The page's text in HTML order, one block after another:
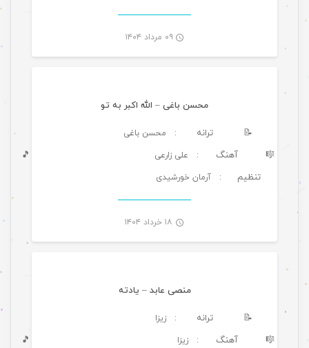
۰۹ مرداد ۱۴۰۴
محسن باغی – الله اکبر به تو
📝 ترانه : محسن باغی
🎼 آهنگ : علی زارعی
🎵
تنظیم
: آرمان خورشیدی
۱۸ خرداد ۱۴۰۴
منصی عابد – یادته
📝 ترانه : زیزا
🎼 آهنگ : زیزا
🎵